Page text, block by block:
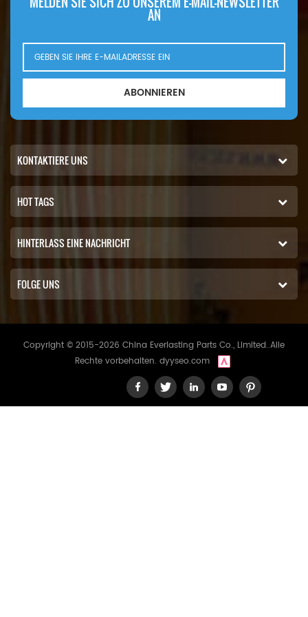
AN
ABONNIEREN
KONTAKTIERE UNS
HOT TAGS
HINTERLASS EINE NACHRICHT
FOLGE UNS
Copyright © 2015-2026 China Everlasting Parts Co., Limited..Alle
Rechte vorbehalten. dyyseo.com